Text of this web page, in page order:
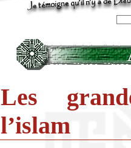
Les
l’islam